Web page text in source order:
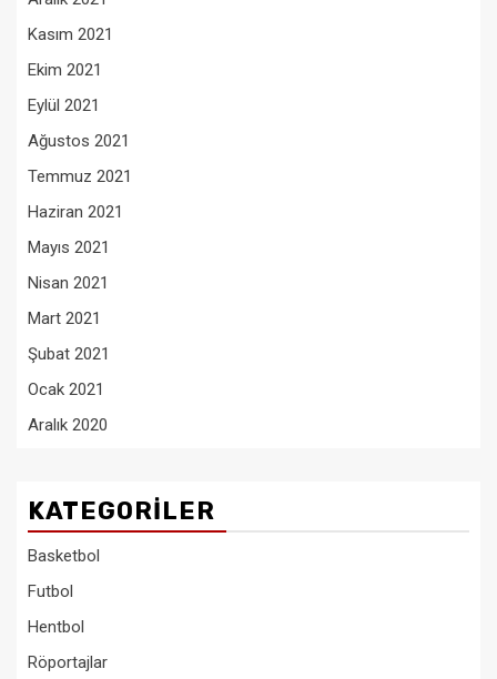
Kasım 2021
Ekim 2021
Eylül 2021
Ağustos 2021
Temmuz 2021
Haziran 2021
Mayıs 2021
Nisan 2021
Mart 2021
Şubat 2021
Ocak 2021
Aralık 2020
KATEGORILER
Basketbol
Futbol
Hentbol
Röportajlar